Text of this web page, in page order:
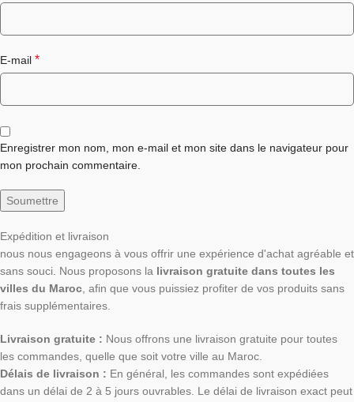
E-mail *
Enregistrer mon nom, mon e-mail et mon site dans le navigateur pour
mon prochain commentaire.
Expédition et livraison
nous nous engageons à vous offrir une expérience d'achat agréable et
sans souci. Nous proposons la livraison gratuite dans toutes les
villes du Maroc , afin que vous puissiez profiter de vos produits sans
frais supplémentaires.
Livraison gratuite : Nous offrons une livraison gratuite pour toutes
les commandes, quelle que soit votre ville au Maroc.
Délais de livraison : En général, les commandes sont expédiées
dans un délai de 2 à 5 jours ouvrables. Le délai de livraison exact peut